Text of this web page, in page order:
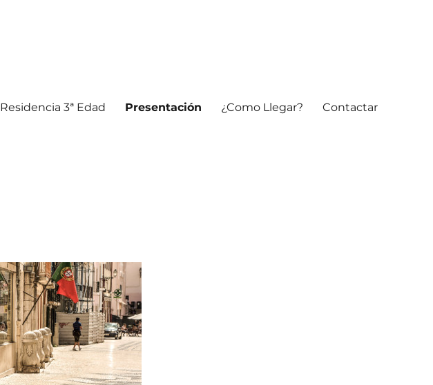
Residencia 3ª Edad Presentación ¿Como Llegar? Contactar